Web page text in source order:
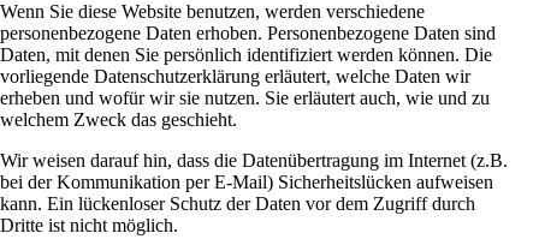
Wenn Sie diese Website benutzen, werden verschiedene
personenbezogene Daten erhoben. Personenbezogene Daten sind
Daten, mit denen Sie persönlich identifiziert werden können. Die
vorliegende Datenschutzerklärung erläutert, welche Daten wir
erheben und wofür wir sie nutzen. Sie erläutert auch, wie und zu
welchem Zweck das geschieht.
Wir weisen darauf hin, dass die Datenübertragung im Internet (z.B.
bei der Kommunikation per E-Mail) Sicherheitslücken aufweisen
kann. Ein lückenloser Schutz der Daten vor dem Zugriff durch
Dritte ist nicht möglich.